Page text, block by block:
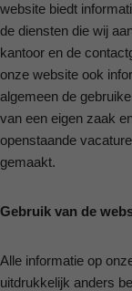
website biedt
de diensten die wij
kantoor en de
onze website ook
algemeen de
van een eigen zaak
openstaande
gemaakt.
Gebruik van de
Alle informatie op
uitdrukkelijk anders